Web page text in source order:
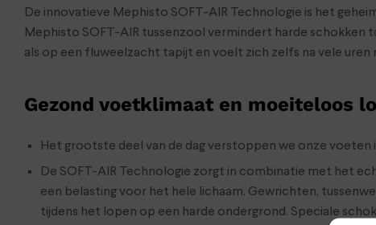
De innovatieve Mephisto SOFT-AIR Technologie is het
Mephisto SOFT-AIR tussenzool vermindert harde
als op een fluweelzacht tapijt en voelt zich zelfs na vele
Gezond voetklimaat en moeiteloos
Het grootste deel van de dag verstoppen we onze
De SOFT-AIR Technologie zorgt in combinatie met het
een belasting voor het hele lichaam. Gewrichten,
tijdens het lopen op een harde ondergrond. Speciale